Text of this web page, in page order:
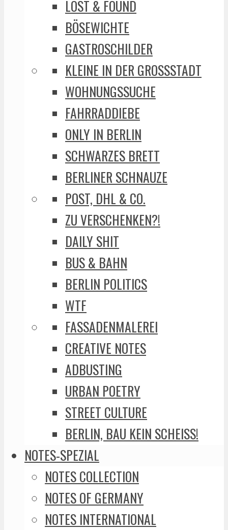
LOST & FOUND
BÖSEWICHTE
GASTROSCHILDER
KLEINE IN DER GROSSSTADT
WOHNUNGSSUCHE
FAHRRADDIEBE
ONLY IN BERLIN
SCHWARZES BRETT
BERLINER SCHNAUZE
POST, DHL & CO.
ZU VERSCHENKEN?!
DAILY SHIT
BUS & BAHN
BERLIN POLITICS
WTF
FASSADENMALEREI
CREATIVE NOTES
ADBUSTING
URBAN POETRY
STREET CULTURE
BERLIN, BAU KEIN SCHEISS!
NOTES-SPEZIAL
NOTES COLLECTION
NOTES OF GERMANY
NOTES INTERNATIONAL